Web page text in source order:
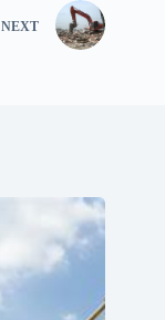
NEXT